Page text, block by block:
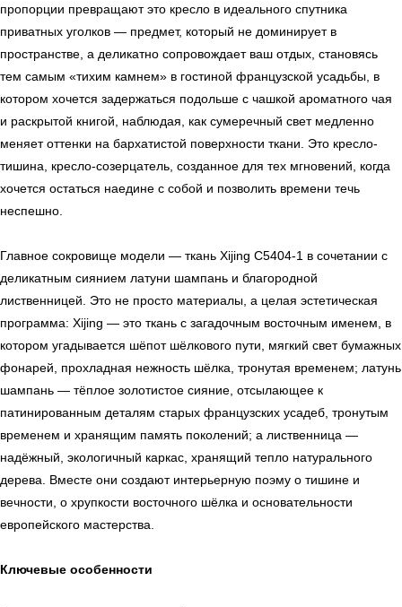
пропорции превращают это кресло в идеального спутника
приватных уголков — предмет, который не доминирует в
пространстве, а деликатно сопровождает ваш отдых, становясь
тем самым «тихим камнем» в гостиной французской усадьбы, в
котором хочется задержаться подольше с чашкой ароматного чая
и раскрытой книгой, наблюдая, как сумеречный свет медленно
меняет оттенки на бархатистой поверхности ткани. Это кресло-
тишина, кресло-созерцатель, созданное для тех мгновений, когда
хочется остаться наедине с собой и позволить времени течь
неспешно.
Главное сокровище модели — ткань Xijing C5404-1 в сочетании с
деликатным сиянием латуни шампань и благородной
лиственницей. Это не просто материалы, а целая эстетическая
программа: Xijing — это ткань с загадочным восточным именем, в
котором угадывается шёпот шёлкового пути, мягкий свет бумажных
фонарей, прохладная нежность шёлка, тронутая временем; латунь
шампань — тёплое золотистое сияние, отсылающее к
патинированным деталям старых французских усадеб, тронутым
временем и хранящим память поколений; а лиственница —
надёжный, экологичный каркас, хранящий тепло натурального
дерева. Вместе они создают интерьерную поэму о тишине и
вечности, о хрупкости восточного шёлка и основательности
европейского мастерства.
Ключевые особенности